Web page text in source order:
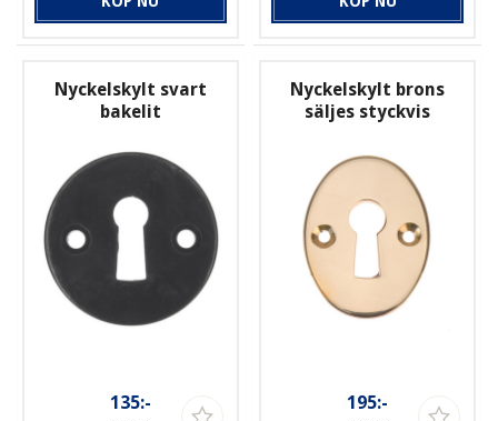
Nyckelskylt svart
bakelit
135:-
Nyckelskylt brons
säljes styckvis
195:-